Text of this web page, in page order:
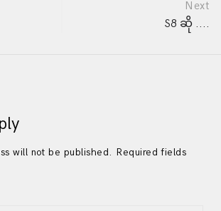
Next
S8 ဆို ....
will not be published. Required fields